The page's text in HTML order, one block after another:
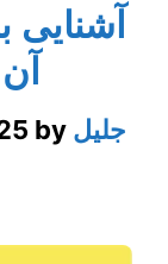
آشنایی
by جلیل